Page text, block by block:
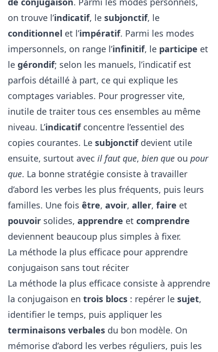
on trouve l’indicatif, le subjonctif, le
conditionnel et l’impératif. Parmi les modes
impersonnels, on range l’infinitif, le participe et
le gérondif; selon les manuels, l’indicatif est
parfois détaillé à part, ce qui explique les
comptages variables. Pour progresser vite,
inutile de traiter tous ces ensembles au même
niveau. L’indicatifconcentre l’essentiel des
copies courantes. Le subjonctifdevient utile
ensuite, surtout avec il faut que, bien que ou pour
que. La bonne stratégie consiste à travailler
d’abord les verbes les plus fréquents, puis leurs
familles. Une fois être, avoir, aller, faire et
pouvoir solides, apprendre et comprendre
deviennent beaucoup plus simples à fixer.
La méthode la plus efficace pour apprendre
conjugaison sans tout réciter
La méthode la plus efficace consiste à apprendre
la conjugaison en trois blocs : repérer le sujet,
identifier le temps, puis appliquer les
terminaisons verbales du bon modèle. On
mémorise d’abord les verbes réguliers, puis les